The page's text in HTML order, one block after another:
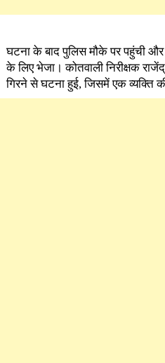
घटना के बाद पुलिस मौके पर पहुंची
के लिए भेजा। कोतवाली निरीक्षक
गिरने से घटना हुई, जिसमें एक व्यक्ति